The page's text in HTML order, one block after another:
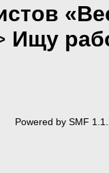
Ищу
Powered by SMF